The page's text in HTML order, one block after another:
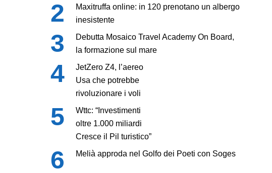
Maxitruffa online: in 120 prenotano un albergo
inesistente
Debutta Mosaico Travel Academy On Board,
la formazione sul mare
JetZero Z4, l’aereo
Usa che potrebbe
rivoluzionare i voli
Wttc: “Investimenti
oltre 1.000 miliardi
Cresce il Pil turistico”
Melià approda nel Golfo dei Poeti con Soges